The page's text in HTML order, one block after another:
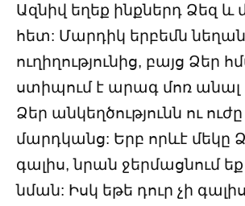
Ազնիվ եղեք ինքներդ Ձեզ և
հետ: Մարդիկ երբեմն
ուղիղությունից, բայց Ձեր
ստիպում է արագ մոռ
Ձեր անկեղծությունն ու
մարդկանց: Երբ որևէ մեկը
գալիս, նրան ջերմացնում
նման: Իսկ եթե դուր չի